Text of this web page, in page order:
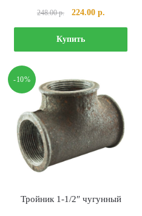
248.00р.
Первоначальная
цена
составляла
248.00 р..
224.00 р.Текущая
цена:
Купить
-10%
Тройник 1-1/2″ чугунный